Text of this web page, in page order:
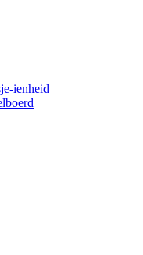
ienheid